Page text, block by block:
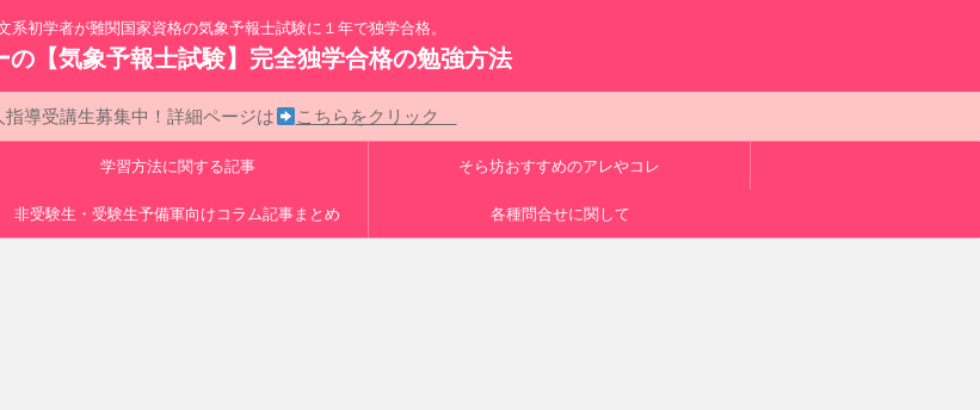
系初学者が難関国家資格の気象予報士試験に１年で独学合格。
の【気象予報士試験】完全独学合格の勉強方法
指導受講生募集中！詳細ページは こちらをクリック
学習方法に関する記事 そら坊おすすめのアレやコレ
非受験生・受験生予備軍向けコラム記事まとめ 各種問合せに関して